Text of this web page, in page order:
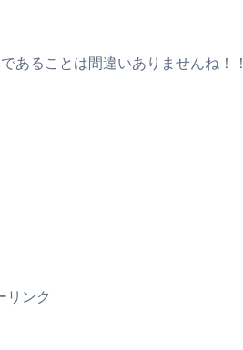
あることは間違いありませんね！！
リンク